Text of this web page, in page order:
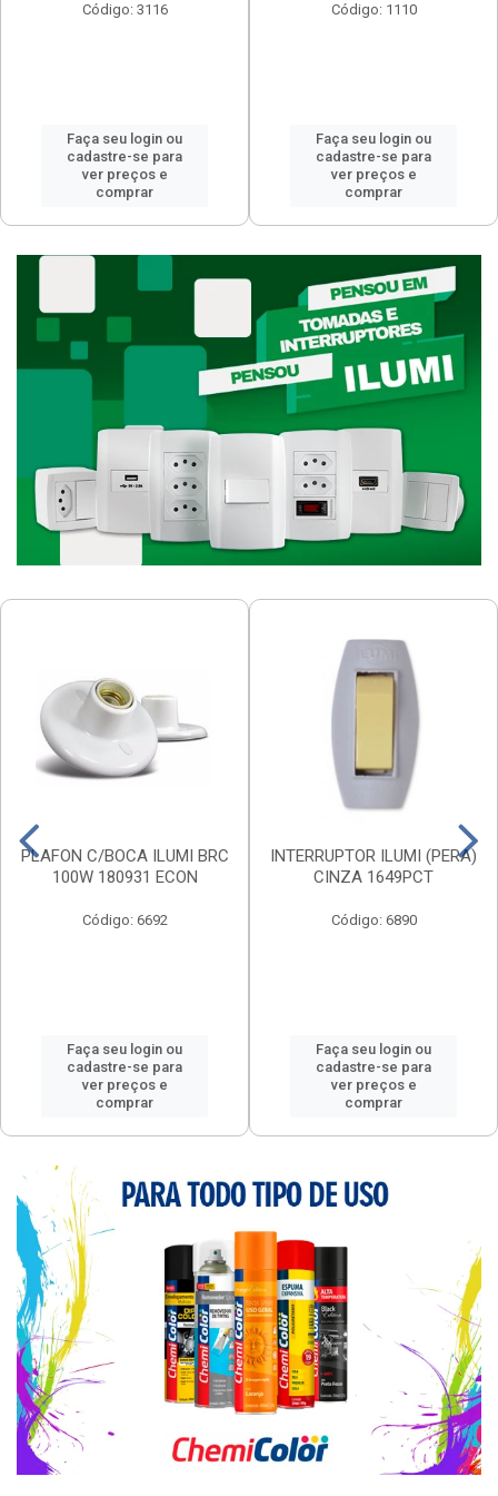
Código: 3116
Faça seu login ou
cadastre-se para
ver preços e
comprar
Código: 1110
Faça seu login ou
cadastre-se para
ver preços e
comprar
PLAFON C/BOCA ILUMI BRC
100W 180931 ECON
Código: 6692
Faça seu login ou
cadastre-se para
ver preços e
comprar
INTERRUPTOR ILUMI (PERA)
CINZA 1649PCT
Código: 6890
Faça seu login ou
cadastre-se para
ver preços e
comprar